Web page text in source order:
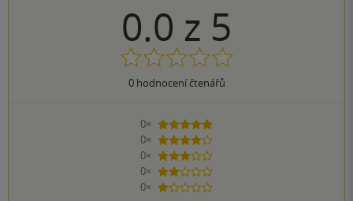
0.0 z 5
0hodnocení čtenářů
0×
5 hvězdiček
0×
4 hvězdičky
0×
3 hvězdičky
0×
2 hvězdičky
0×
1 hvezdička